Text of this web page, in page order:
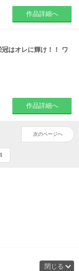
作品詳細へ
はオレに輝け！！ ワ
作品詳細へ
次のページへ
閉じる